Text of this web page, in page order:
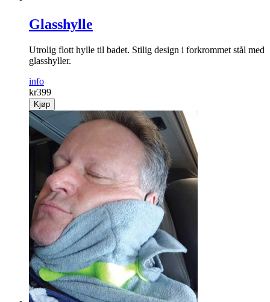
Glasshylle
Utrolig flott hylle til badet. Stilig design i forkrommet stål med
glasshyller.
info
kr399
Kjøp